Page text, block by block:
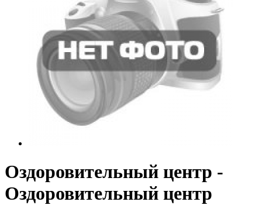
Оздоровительный центр -
Оздоровительный центр